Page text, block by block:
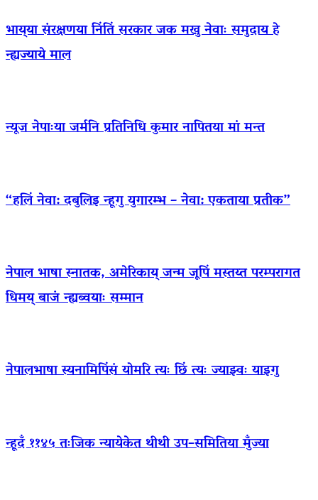
भाय्‌या संरक्षणया निंतिं सरकार जक मखु नेवाः समुदाय हे
न्ह्यज्याये माल
न्यूज नेपाःया जर्मनि प्रतिनिधि कुमार नापितया मां मन्त
“हलिं नेवा: दबुलिइ न्हूगु युगारम्भ – नेवा: एकताया प्रतीक”
नेपाल भाषा स्नातक, अमेरिकाय् जन्म जूपिं मस्तय्त परम्परागत
धिमय् बाजं न्ह्यब्वयाः सम्मान
नेपालभाषा स्यनामिपिंसं योमरि त्यः छिं त्यः ज्याझ्वः याइगु
न्हूदँ ११४५ तःजिक न्यायेकेत थीथी उप–समितिया मुँज्या